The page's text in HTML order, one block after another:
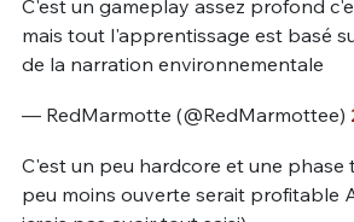
C'est un gameplay assez profond
mais tout l'apprentissage est basé
de la narration environnementale
— RedMarmotte (@RedMarmottee)
C'est un peu hardcore et une
peu moins ouverte serait profitable